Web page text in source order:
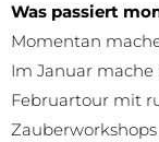
Was passiert
Momentan
Im Januar mache
Februartour mit